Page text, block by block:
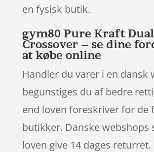
en fysisk butik.
gym80 Pure Kraft
Crossover – se dine
at købe online
Handler du varer i en dansk
begunstiges du af bedre
end loven foreskriver for de
butikker. Danske webshops
loven give 14 dages returret.